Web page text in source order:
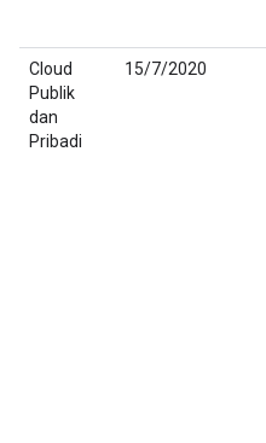
Cloud
Publik
dan
Pribadi
15/7/2020